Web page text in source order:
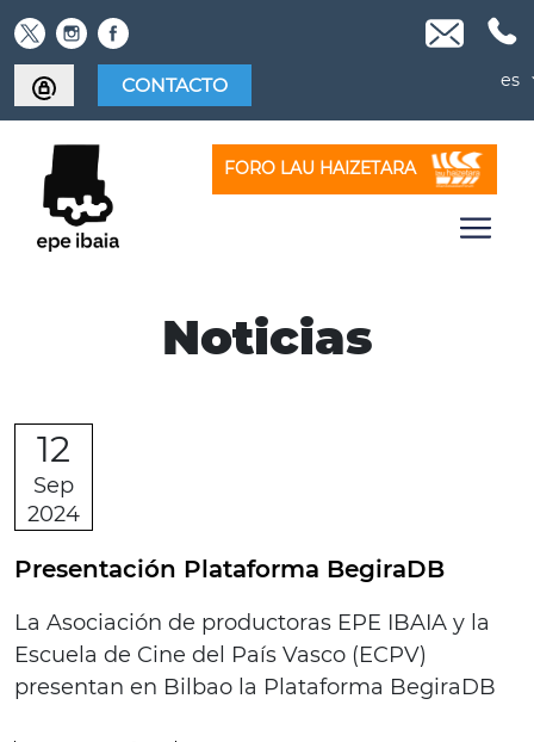
Skip
to
content
CONTACTO es
FORO LAU HAIZETARA
Noticias
Noticias
12
Sep
2024
Presentación Plataforma BegiraDB
La Asociación de productoras EPE IBAIA y la
Escuela de Cine del País Vasco (ECPV)
presentan en Bilbao la Plataforma BegiraDB